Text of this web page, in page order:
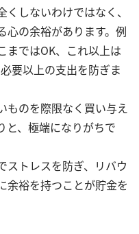
しないわけではなく、
心の余裕があります。例
まではOK、これ以上は
要以上の支出を防ぎま
ものを際限なく買い与え
と、極端になりがちで
ストレスを防ぎ、リバウ
余裕を持つことが貯金を